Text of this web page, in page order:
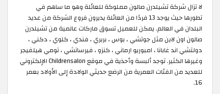
لا تزال شركة تشيلدرن صالون مملوكة للعائلة وهو ما ساهم في
تطورها حيث يوجد 13 فردًا من العائلة يديرون فروع الشركة من عديد
البلدان في العالم. يمكن للعميل تسوق ماركات عالمية من تشيلدرن
صالون اون لاين مثل جوتشي ، بوس ، بربري ، فندي ، كلوي ، دكني ،
دولتشي اند غابانا ، امبوريو ارماني ، كنزو ، فيرساتشي ، تومي هيلفيجر
وغيرها الكثير. توجد ألبسة وأحذية في موقع Childrensalon الإلكتروني
للعديد من الفئات العمرية من الرضع حديثي الولادة إلى الأولاد بعمر
16.